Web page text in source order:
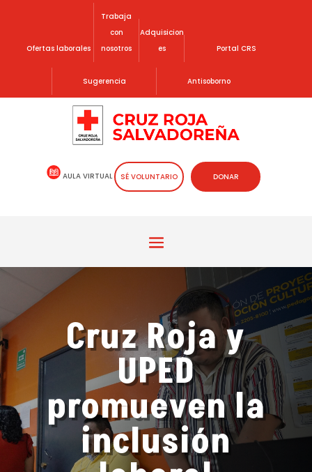
Ofertas laborales
Trabaja
con
nosotros
Adquisicion
es
Portal CRS
Sugerencia Antisoborno
AULA VIRTUAL SÉ VOLUNTARIO DONAR
Cruz Roja y
UPED
promueven la
inclusión